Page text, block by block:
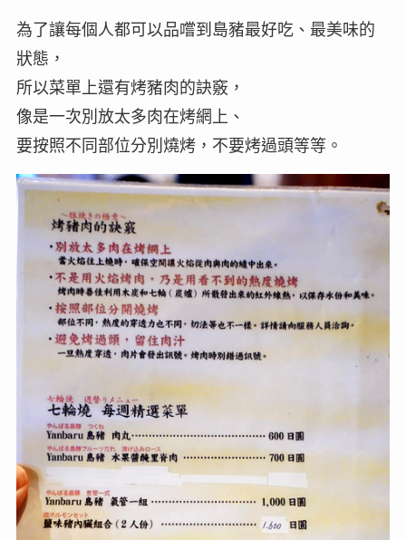
為了讓每個人都可以品嚐到島豬最好吃、最美味的
狀態，
所以菜單上還有烤豬肉的訣竅，
像是一次別放太多肉在烤網上、
要按照不同部位分別燒烤，不要烤過頭等等。